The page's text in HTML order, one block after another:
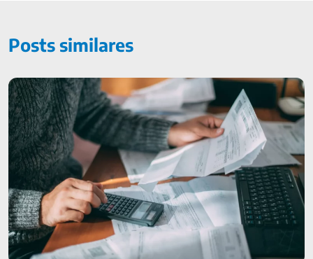
Posts similares
Como otimizar seu plano de contas para melhorar a análise
financeira